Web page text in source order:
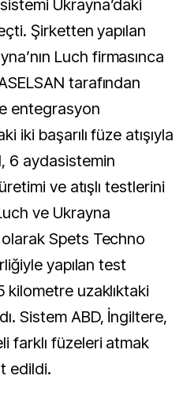
sistemi Ukrayna’daki
Şirketten yapılan
Luch firmasınca
tarafından
entegrasyon
iki başarılı füze atışıyla
6 aydasistemin
ve atışlı testlerini
ve Ukrayna
Spets Techno
yapılan test
kilometre uzaklıktaki
Sistem ABD, İngiltere,
farklı füzeleri atmak
edildi.